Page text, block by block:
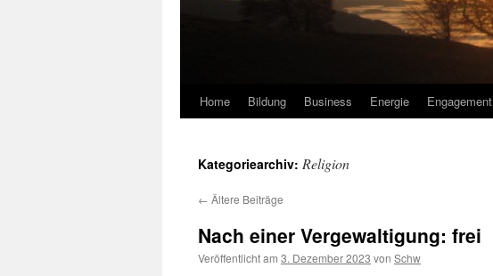
Home Bildung Business Energie Engagement
Kategoriearchiv: Religion
← Ältere Beiträge
Nach einer Vergewaltigung: frei
Veröffentlicht am 3. Dezember 2023 von Schw